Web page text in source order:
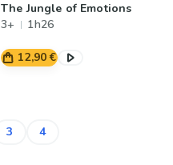
The Jungle of Emotions
3+
1h26
12,90 €
3 4